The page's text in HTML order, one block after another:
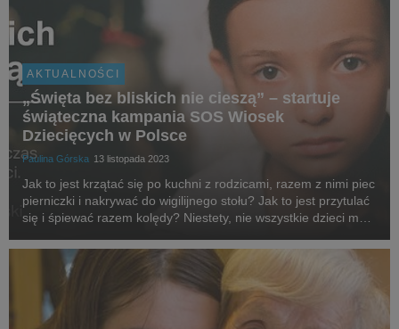
AKTUALNOŚCI
„Święta bez bliskich nie cieszą” – startuje
świąteczna kampania SOS Wiosek
Dziecięcych w Polsce
Paulina Górska 13 listopada 2023
Jak to jest krzątać się po kuchni z rodzicami, razem z nimi piec
pierniczki i nakrywać do wigilijnego stołu? Jak to jest przytulać
się i śpiewać razem kolędy? Niestety, nie wszystkie dzieci mają
to czas tak...